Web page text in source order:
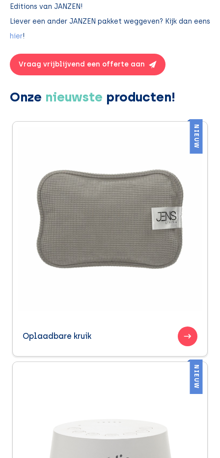
Editions van JANZEN!
Liever een ander JANZEN pakket weggeven? Kijk dan eens
hier!
Vraag vrijblijvend een offerte aan
Onze nieuwste producten!
NIEUW
Oplaadbare kruik
NIEUW